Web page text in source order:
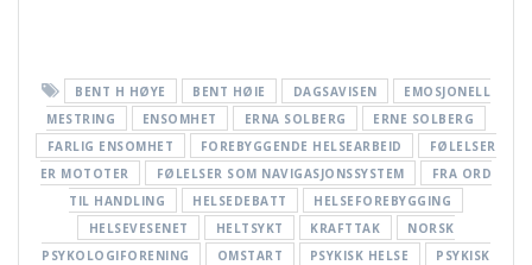
BENT H HØYE BENT HØIE DAGSAVISEN
EMOSJONELL
MESTRING
ENSOMHET ERNA SOLBERG
ERNE SOLBERG
FARLIG ENSOMHET
FOREBYGGENDE HELSEARBEID
FØLELSER
ER MOTOTER
FØLELSER SOM NAVIGASJONSSYSTEM
FRA ORD
TIL HANDLING
HELSEDEBATT
HELSEFOREBYGGING
HELSEVESENET
HELTSYKT KRAFTTAK
NORSK
PSYKOLOGIFORENING
OMSTART PSYKISK HELSE
PSYKISK